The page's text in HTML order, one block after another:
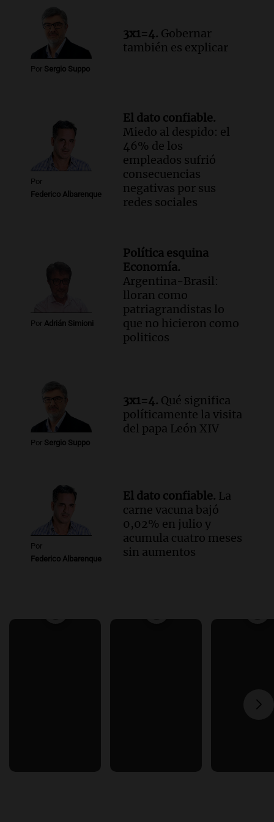
Panorama Federal
Episodios
Por Sergio Suppo
3x1=4. Gobernar
también es explicar
Por
Federico Albarenque
El dato confiable.
Miedo al despido: el
46% de los
empleados sufrió
consecuencias
negativas por sus
redes sociales
Por Adrián Simioni
Política esquina
Economía.
Argentina-Brasil:
lloran como
patriagrandistas lo
que no hicieron como
politicos
Por Sergio Suppo
3x1=4. Qué significa
políticamente la visita
del papa León XIV
Por
Federico Albarenque
El dato confiable. La
carne vacuna bajó
0,02% en julio y
acumula cuatro meses
sin aumentos